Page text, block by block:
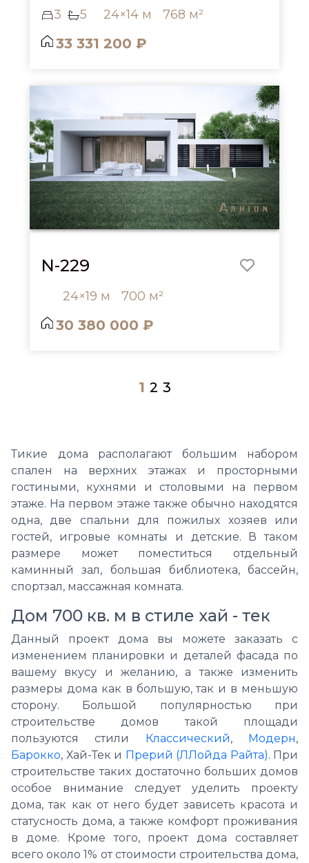
3 5 24×14 м 768 м²
33 331 200 ₽
N-229
24×19 м 700 м²
30 380 000 ₽
1 2 3
Тикие дома располагают большим набором
спален на верхних этажах и просторными
гостиными, кухнями и столовыми на первом
этаже. На первом этаже также обычно находятся
одна, две спальни для пожилых хозяев или
гостей, игровые комнаты и детские. В таком
размере может поместиться отдельный
каминный зал, большая библиотека, бассейн,
спортзал, массажная комната.
Дом 700 кв. м в стиле хай - тек
Данный проект дома вы можете заказать с
изменением планировки и деталей фасада по
вашему вкусу и желанию, а также изменить
размеры дома как в большую, так и в меньшую
сторону. Большой популярностью при
строительстве домов такой площади
пользуются стили Классический, Модерн,
Барокко, Хай-Тек и Прерий (ЛЛойда Райта). При
строительстве таких достаточно больших домов
особое внимание следует уделить проекту
дома, так как от него будет зависеть красота и
статусность дома, а также комфорт проживания
в доме. Кроме того, проект дома составляет
всего около 1% от стоимости строительства дома,